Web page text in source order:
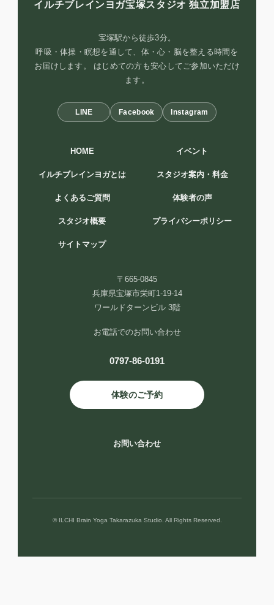
イルチブレインヨガ宝塚スタジオ独立加盟店
宝塚駅から徒歩3分。
呼吸・体操・瞑想を通して、体・心・脳を整える時間を
お届けします。 はじめての方も安心してご参加いただけ
ます。
LINE Facebook Instagram
HOME イベント
イルチブレインヨガとは スタジオ案内・料金
よくあるご質問 体験者の声
スタジオ概要 プライバシーポリシー
サイトマップ
〒665-0845
兵庫県宝塚市栄町1-19-14
ワールドターンビル 3階
お電話でのお問い合わせ
0797-86-0191
体験のご予約
お問い合わせ
© ILCHI Brain Yoga Takarazuka Studio. All Rights Reserved.